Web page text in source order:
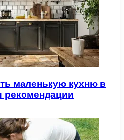
маленькую кухню в
рекомендации